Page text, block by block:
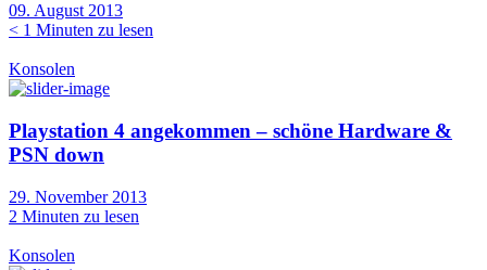
09. August 2013
< 1 Minuten zu lesen
Konsolen
Playstation 4 angekommen – schöne Hardware &
PSN down
29. November 2013
2 Minuten zu lesen
Konsolen